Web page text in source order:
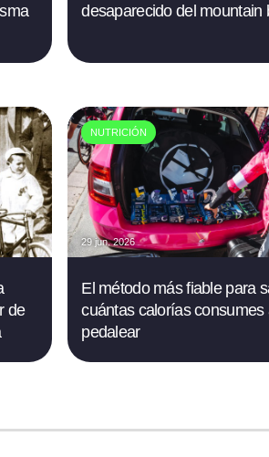
desaparecido del mountain
de
NUTRICIÓN
29 jun. 2026
El método más fiable para
cuántas calorías consumes
pedalear